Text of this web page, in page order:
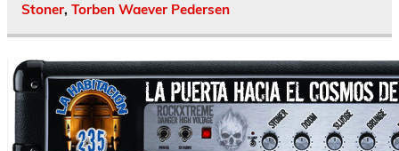
Stoner, Torben Waever Pedersen